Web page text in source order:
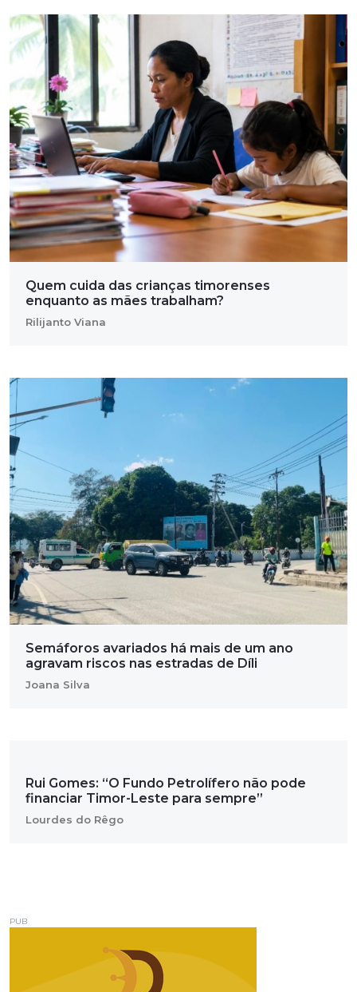
Quem cuida das crianças timorenses
enquanto as mães trabalham?
Rilijanto Viana
Semáforos avariados há mais de um ano
agravam riscos nas estradas de Díli
Joana Silva
Rui Gomes: “O Fundo Petrolífero não pode
financiar Timor-Leste para sempre”
Lourdes do Rêgo
PUB